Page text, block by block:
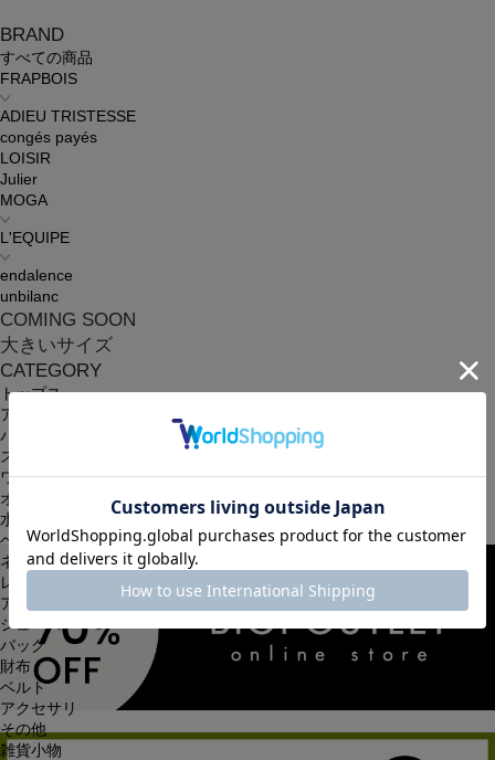
BRAND
すべての商品
FRAPBOIS
ADIEU TRISTESSE
congés payés
LOISIR
Julier
MOGA
L'EQUIPE
endalence
unbilanc
COMING SOON
大きいサイズ
CATEGORY
トップス
アウター
パンツ
スカート
ワンピース
オールインワン・サロペット
水着
ヘッドウェア
ネックウェア
レッグウェア
アンダーウェア
シューズ
バッグ
財布
ベルト
アクセサリ
その他
雑貨小物